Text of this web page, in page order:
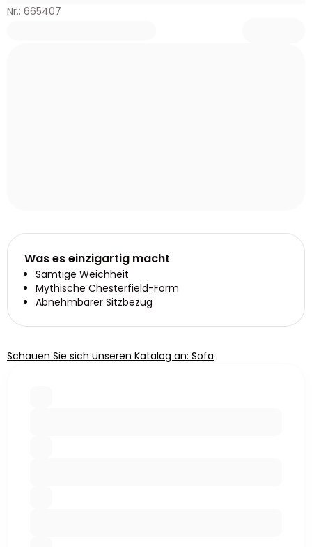
Nr.: 665407
Was es einzigartig macht
Samtige Weichheit
Mythische Chesterfield-Form
Abnehmbarer Sitzbezug
Schauen Sie sich unseren Katalog an: Sofa